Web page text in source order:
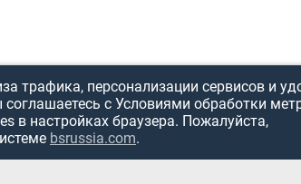
трафика, персонализации сервисов и
с Условиями обработки
в настройках браузера. Пожалуйста,
bsrussia.com.